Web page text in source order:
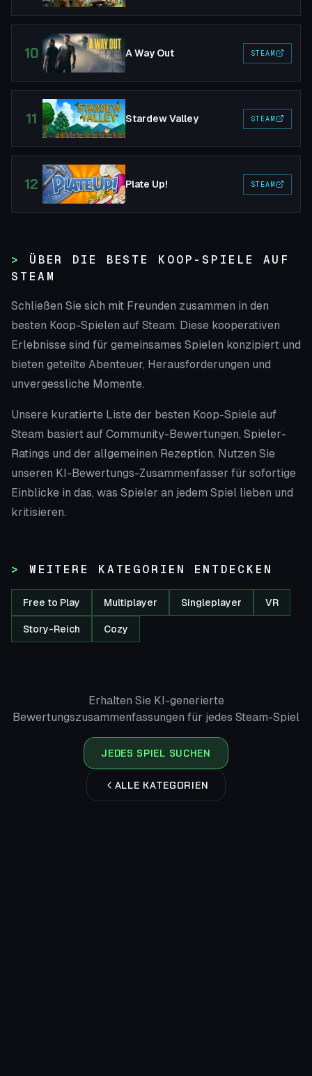
10 A Way Out STEAM
11 Stardew Valley STEAM
12 Plate Up! STEAM
ÜBER DIE BESTE KOOP-SPIELE AUF
STEAM
Schließen Sie sich mit Freunden zusammen in den
besten Koop-Spielen auf Steam. Diese kooperativen
Erlebnisse sind für gemeinsames Spielen konzipiert und
bieten geteilte Abenteuer, Herausforderungen und
unvergessliche Momente.
Unsere kuratierte Liste der besten Koop-Spiele auf
Steam basiert auf Community-Bewertungen, Spieler-
Ratings und der allgemeinen Rezeption. Nutzen Sie
unseren KI-Bewertungs-Zusammenfasser für sofortige
Einblicke in das, was Spieler an jedem Spiel lieben und
kritisieren.
WEITERE KATEGORIEN ENTDECKEN
Free to Play Multiplayer Singleplayer VR
Story-Reich Cozy
Erhalten Sie KI-generierte
Bewertungszusammenfassungen für jedes Steam-Spiel
JEDES SPIEL SUCHEN
ALLE KATEGORIEN